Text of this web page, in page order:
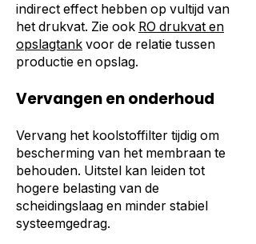
indirect effect hebben op vultijd van
het drukvat. Zie ook RO drukvat en
opslagtank voor de relatie tussen
productie en opslag.
Vervangen en onderhoud
Vervang het koolstoffilter tijdig om
bescherming van het membraan te
behouden. Uitstel kan leiden tot
hogere belasting van de
scheidingslaag en minder stabiel
systeemgedrag.